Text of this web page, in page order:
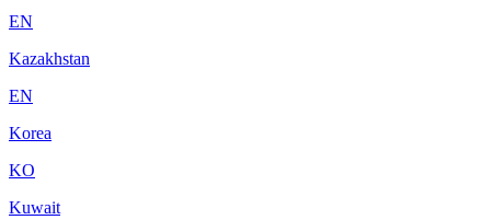
EN
Kazakhstan
EN
Korea
KO
Kuwait